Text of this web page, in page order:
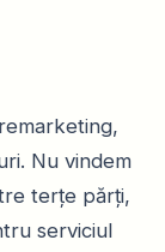
Nu vindem
terțe părți,
serviciul